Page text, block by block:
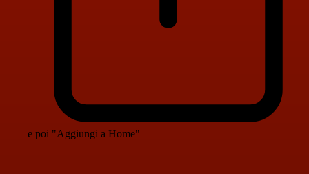
e poi "Aggiungi a Home"